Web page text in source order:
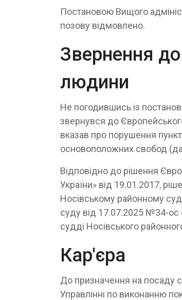
Постановою Вищого
позову відмовлено.
Звернення
людини
Не погодившись із
звернувся до
вказав про порушення
основоположних свобод
Відповідно до рішення
України» від 19.01.2017,
Носівському районному
суду від 17.07.2025 №34-
судді Носівського
Кар'єра
До призначення на посаду
Управлінні по виконанню